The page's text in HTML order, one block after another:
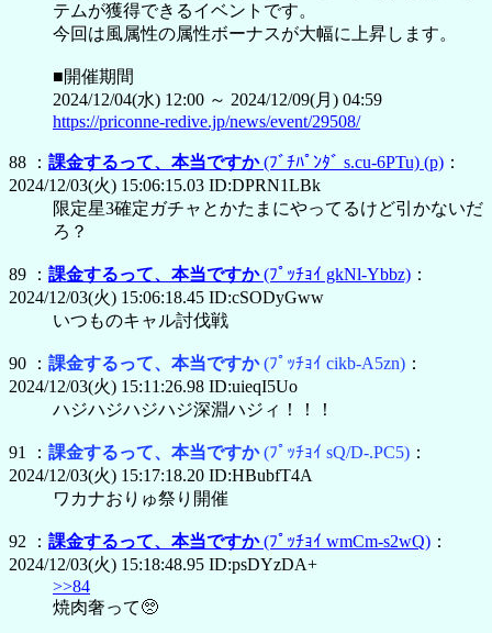
テムが獲得できるイベントです。
今回は風属性の属性ボーナスが大幅に上昇します。
■開催期間
2024/12/04(水) 12:00 ～ 2024/12/09(月) 04:59
https://priconne-redive.jp/news/event/29508/
88 ： 課金するって、本当ですか(ﾌﾞﾁﾊﾟﾝﾀﾞ s.cu-6PTu) (p) ：
2024/12/03(火) 15:06:15.03 ID:DPRN1LBk
限定星3確定ガチャとかたまにやってるけど引かないだ
ろ？
89 ： 課金するって、本当ですか(ﾌﾟｯﾁｮｲ gkNl-Ybbz) ：
2024/12/03(火) 15:06:18.45 ID:cSODyGww
いつものキャル討伐戦
90 ： 課金するって、本当ですか(ﾌﾟｯﾁｮｲ cikb-A5zn) ：
2024/12/03(火) 15:11:26.98 ID:uieqI5Uo
ハジハジハジハジ深淵ハジィ！！！
91 ： 課金するって、本当ですか(ﾌﾟｯﾁｮｲ sQ/D-.PC5) ：
2024/12/03(火) 15:17:18.20 ID:HBubfT4A
ワカナおりゅ祭り開催
92 ： 課金するって、本当ですか(ﾌﾟｯﾁｮｲ wmCm-s2wQ) ：
2024/12/03(火) 15:18:48.95 ID:psDYzDA+
>>84
焼肉奢って🥺